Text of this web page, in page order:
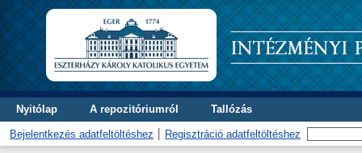
Nyitólap A repozitóriumról Tallózás
Bejelentkezés adatfeltöltéshez Regisztráció adatfeltöltéshez